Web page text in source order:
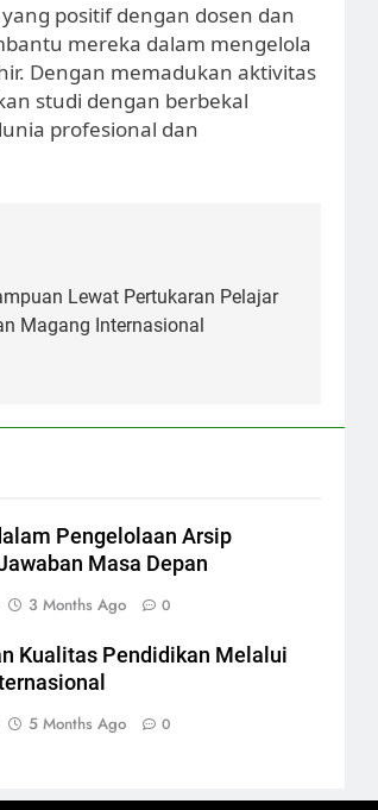
positif dengan dosen dan
mereka dalam mengelola
Dengan memadukan aktivitas
studi dengan berbekal
profesional dan
Lewat Pertukaran Pelajar
Magang Internasional
Pengelolaan Arsip
Masa Depan
3 Months Ago 0
Kualitas Pendidikan Melalui
5 Months Ago 0